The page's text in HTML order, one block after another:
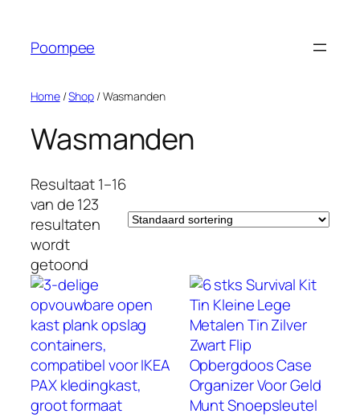
Poompee
Home/Shop/ Wasmanden
Wasmanden
Resultaat 1–16
van de 123
resultaten
wordt
getoond